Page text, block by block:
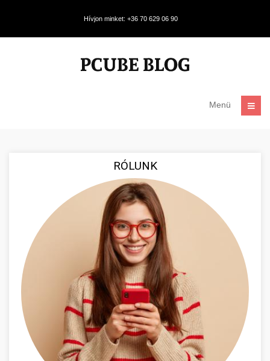
Hívjon minket: +36 70 629 06 90
Menü
RÓLUNK